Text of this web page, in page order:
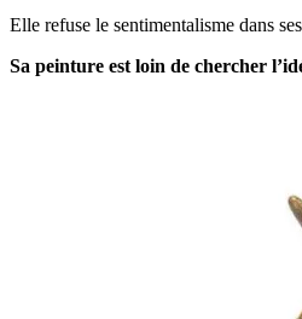
Elle refuse le sentimentalisme dans
Sa peinture est loin de chercher